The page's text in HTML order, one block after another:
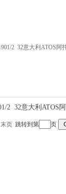
2 32意大利ATOS
末页 跳转到第 页